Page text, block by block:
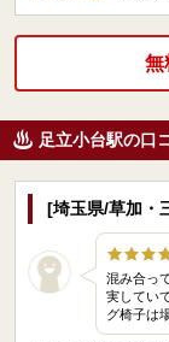
無
足立小台駅の口
[埼玉県/草加・
混み合っ
実してい
グ椅子は